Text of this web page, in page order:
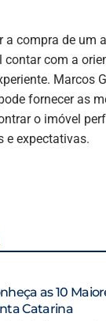
a compra de um
com a
Marcos
fornecer as
o imóvel
e expectativas.
as 10
Catarina